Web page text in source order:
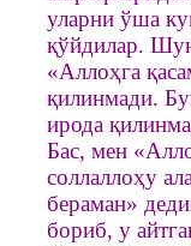
уларни ўша
қўйдилар.
«Аллоҳга
қилинмади.
ирода
Бас, мен
соллаллоҳу
бераман»
бориб, у